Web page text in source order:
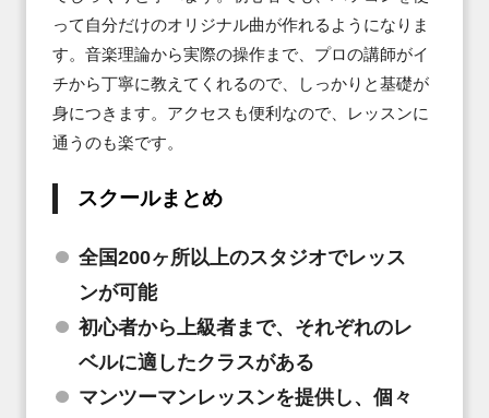
って自分だけのオリジナル曲が作れるようになりま
す。音楽理論から実際の操作まで、プロの講師がイ
チから丁寧に教えてくれるので、しっかりと基礎が
身につきます。アクセスも便利なので、レッスンに
通うのも楽です。
スクールまとめ
全国200ヶ所以上のスタジオでレッス
ンが可能
初心者から上級者まで、それぞれのレ
ベルに適したクラスがある
マンツーマンレッスンを提供し、個々